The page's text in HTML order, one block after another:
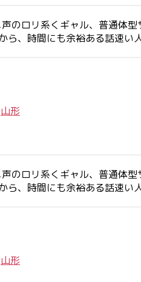
のロリ系くギャル、普通体
、時間にも余裕ある話速
山形
のロリ系くギャル、普通体
、時間にも余裕ある話速
山形